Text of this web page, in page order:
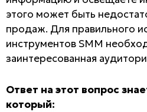
этого может быть
продаж. Для правильного
инструментов SMM
заинтересованная
Ответ на этот вопрос
который: